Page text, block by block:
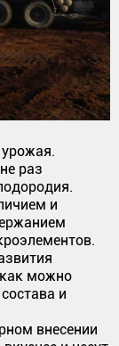
раз
и
можно
и
внесении